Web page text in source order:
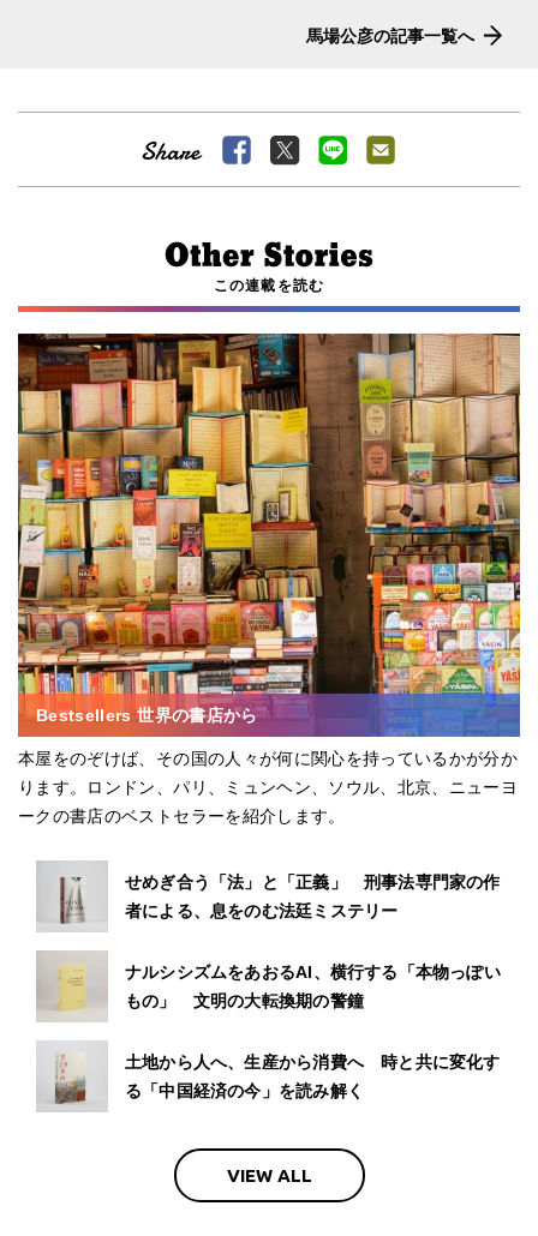
馬場公彦の記事一覧へ
この連載を読む
Bestsellers 世界の書店から
本屋をのぞけば、その国の人々が何に関心を持っているかが分か
ります。ロンドン、パリ、ミュンヘン、ソウル、北京、ニューヨ
ークの書店のベストセラーを紹介します。
せめぎ合う「法」と「正義」 刑事法専門家の作
者による、息をのむ法廷ミステリー
ナルシシズムをあおるAI、横行する「本物っぽい
もの」 文明の大転換期の警鐘
土地から人へ、生産から消費へ 時と共に変化す
る「中国経済の今」を読み解く
VIEW ALL